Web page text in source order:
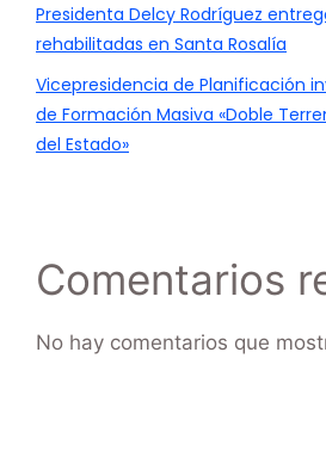
Presidenta Delcy Rodríguez
rehabilitadas en Santa Rosalía
Vicepresidencia de Planificación
de Formación Masiva «Doble
del Estado»
Comentarios
No hay comentarios que